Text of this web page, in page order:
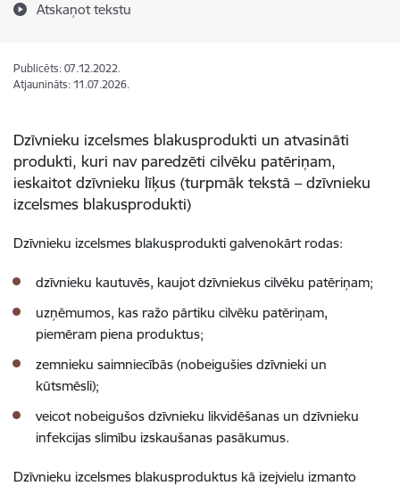
Atskaņot tekstu
Publicēts: 07.12.2022.
Atjaunināts: 11.07.2026.
Dzīvnieku izcelsmes blakusprodukti un atvasināti
produkti, kuri nav paredzēti cilvēku patēriņam,
ieskaitot dzīvnieku līķus (turpmāk tekstā – dzīvnieku
izcelsmes blakusprodukti)
Dzīvnieku izcelsmes blakusprodukti galvenokārt rodas:
dzīvnieku kautuvēs, kaujot dzīvniekus cilvēku patēriņam;
uzņēmumos, kas ražo pārtiku cilvēku patēriņam,
piemēram piena produktus;
zemnieku saimniecībās (nobeigušies dzīvnieki un
kūtsmēsli);
veicot nobeigušos dzīvnieku likvidēšanas un dzīvnieku
infekcijas slimību izskaušanas pasākumus.
Dzīvnieku izcelsmes blakusproduktus kā izejvielu izmanto